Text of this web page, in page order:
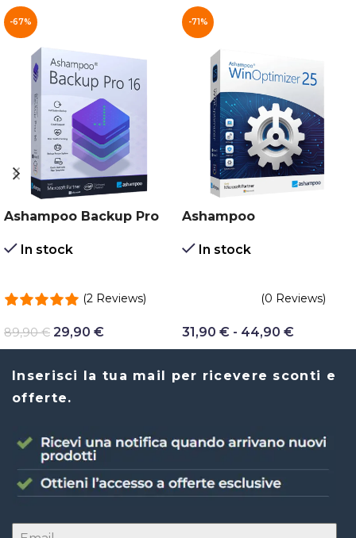
-67%
Ashampoo Backup Pro
In stock
(2 Reviews)
89,90€ 29,90 €
-71%
Ashampoo
In stock
(0 Reviews)
31,90 € - 44,90 €
Inserisci la tua mail per ricevere sconti e
offerte.